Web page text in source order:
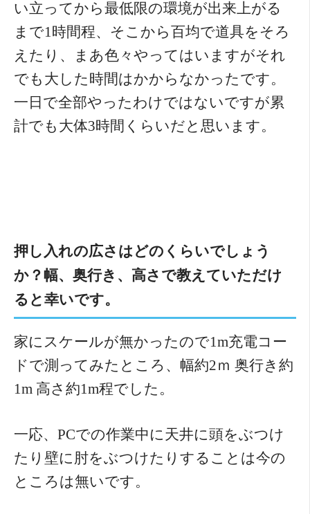
い立ってから最低限の環境が出来上がる
まで1時間程、そこから百均で道具をそろ
えたり、まあ色々やってはいますがそれ
でも大した時間はかからなかったです。
一日で全部やったわけではないですが累
計でも大体3時間くらいだと思います。
押し入れの広さはどのくらいでしょう
か？幅、奥行き、高さで教えていただけ
ると幸いです。
家にスケールが無かったので1m充電コー
ドで測ってみたところ、幅約2ｍ 奥行き約
1m 高さ約1m程でした。
一応、PCでの作業中に天井に頭をぶつけ
たり壁に肘をぶつけたりすることは今の
ところは無いです。